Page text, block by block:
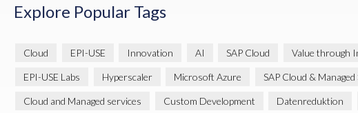
Explore Popular Tags
Cloud EPI-USE Innovation AI SAP Cloud Value through
EPI-USE Labs Hyperscaler Microsoft Azure SAP Cloud & Managed
Cloud and Managed services Custom Development Datenreduktion